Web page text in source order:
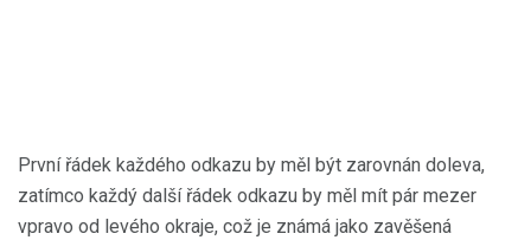
První řádek každého odkazu by měl být zarovnán doleva,
zatímco každý další řádek odkazu by měl mít pár mezer
vpravo od levého okraje, což je známá jako zavěšená